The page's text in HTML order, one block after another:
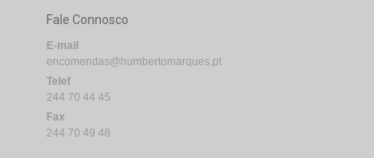
Fale Connosco
E-mail
encomendas@humbertomarques.pt
Telef
244 70 44 45
Fax
244 70 49 48